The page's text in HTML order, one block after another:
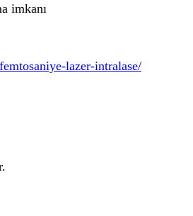
imkanı
lazer-intralase/